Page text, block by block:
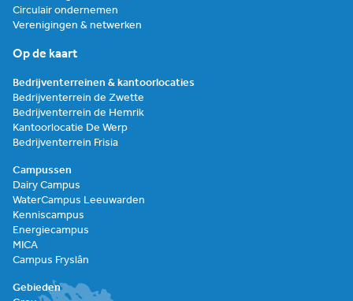
Circulair ondernemen
Verenigingen & netwerken
Op de kaart
Bedrijventerreinen & kantoorlocaties
Bedrijventerrein de Zwette
Bedrijventerrein de Hemrik
Kantoorlocatie De Werp
Bedrijventerrein Frisia
Campussen
Dairy Campus
WaterCampus Leeuwarden
Kenniscampus
Energiecampus
MICA
Campus Fryslân
Gebieden